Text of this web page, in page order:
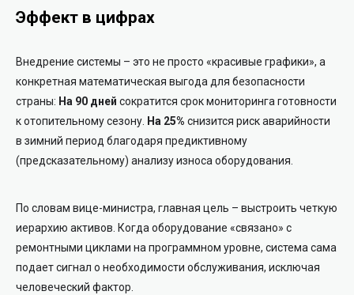
Эффект в цифрах
Внедрение системы – это не просто «красивые графики», а
конкретная математическая выгода для безопасности
страны: На 90 дней сократится срок мониторинга готовности
к отопительному сезону. На 25% снизится риск аварийности
в зимний период благодаря предиктивному
(предсказательному) анализу износа оборудования.
По словам вице-министра, главная цель – выстроить четкую
иерархию активов. Когда оборудование «связано» с
ремонтными циклами на программном уровне, система сама
подает сигнал о необходимости обслуживания, исключая
человеческий фактор.